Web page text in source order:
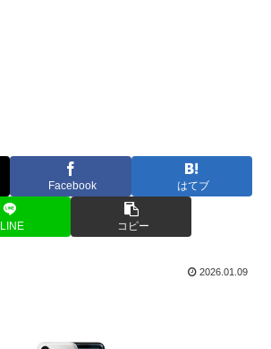
Facebook はてブ
LINE コピー
2026.01.09